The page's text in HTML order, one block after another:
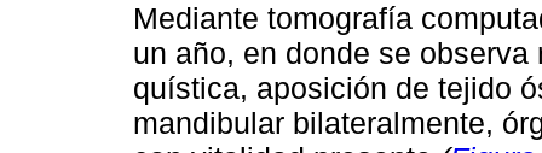
Mediante tomografía
un año, en donde se
quística, aposición de tejido
mandibular bilateralmente,